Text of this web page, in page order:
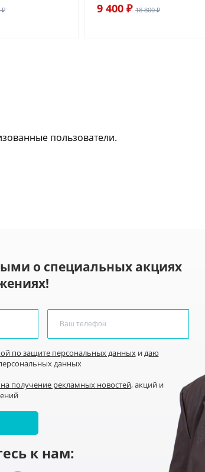
₽ 9 400 ₽ 18 800 ₽
пользователи.
о специальных акциях
по защите персональных данныхи даю
данных
на получение рекламных новостей, акций и
к нам: